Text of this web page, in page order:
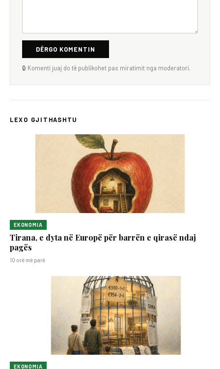
DËRGO KOMENTIN
🔒 Komenti juaj do të publikohet pas miratimit nga moderatori.
LEXO GJITHASHTU
EKONOMIA
Tirana, e dyta në Europë për barrën e qirasë ndaj
pagës
10 orë më parë
EKONOMIA